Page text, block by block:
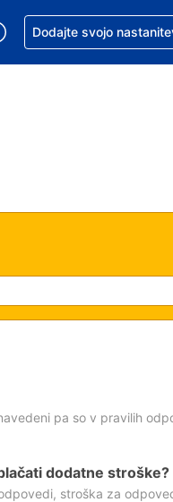
trenutna valuta je evro
Vaš trenutni jezik je
Zaprosite za pomoč pri
Dodajte svojo
pa so v pravilih
dodatne stroške?
stroška za